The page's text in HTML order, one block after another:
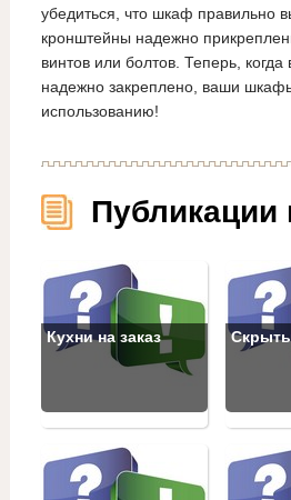
убедиться, что шкаф правильно
кронштейны надежно
винтов или болтов. Теперь, когда
надежно закреплено, ваши
использованию!
Публикации
Кухни на заказ